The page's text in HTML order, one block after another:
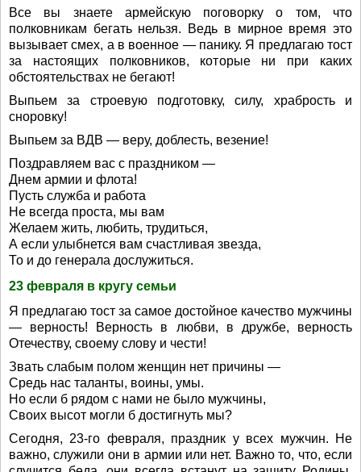
Все вы знаете армейскую поговорку о том, что
полковникам бегать нельзя. Ведь в мирное время это
вызывает смех, а в военное — панику. Я предлагаю тост
за настоящих полковников, которые ни при каких
обстоятельствах не бегают!
Выпьем за строевую подготовку, силу, храбрость и
сноровку!
Выпьем за ВДВ — веру, доблесть, везение!
Поздравляем вас с праздником —
Днем армии и флота!
Пусть служба и работа
Не всегда проста, мы вам
Желаем жить, любить, трудиться,
А если улыбнется вам счастливая звезда,
То и до генерала дослужиться.
23 февраля в кругу семьи
Я предлагаю тост за самое достойное качество мужчины
— верность! Верность в любви, в дружбе, верность
Отечеству, своему слову и чести!
Звать слабым полом женщин нет причины —
Средь нас таланты, воины, умы.
Но если б рядом с нами не было мужчины,
Своих высот могли б достигнуть мы?
Сегодня, 23-го февраля, праздник у всех мужчин. Не
важно, служили они в армии или нет. Важно то, что, если